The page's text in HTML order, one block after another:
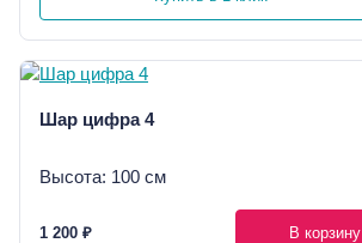
Шар цифра 4
Высота: 100 см
1 200 ₽ В корзину